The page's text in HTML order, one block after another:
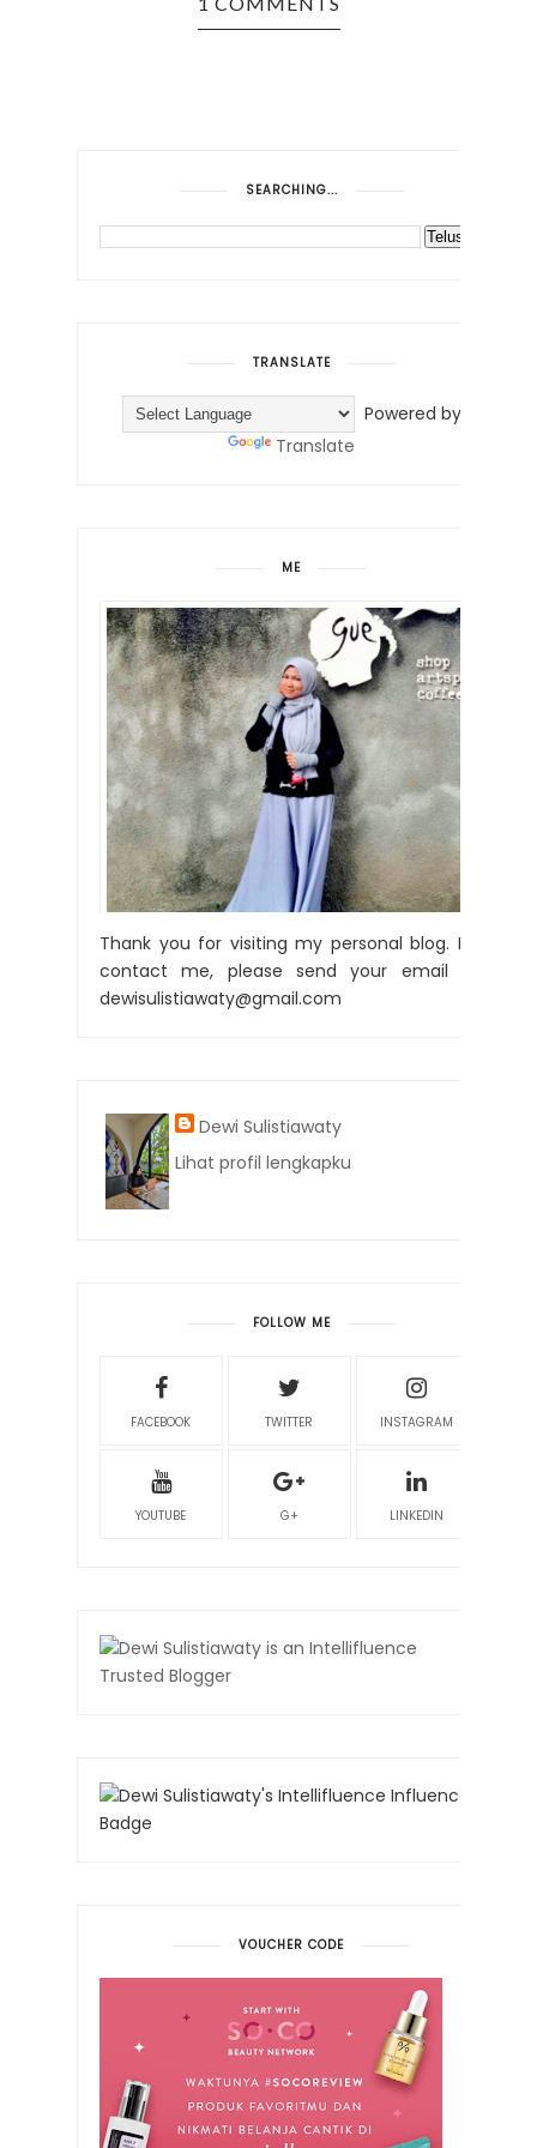
SEARCHING...
TRANSLATE
Powered by
Translate
ME
Thank you for visiting my personal blog. For
contact me, please send your email to:
dewisulistiawaty@gmail.com
Dewi Sulistiawaty
Lihat profil lengkapku
FOLLOW ME
FACEBOOK TWITTER INSTAGRAM
YOUTUBE G+ LINKEDIN
VOUCHER CODE